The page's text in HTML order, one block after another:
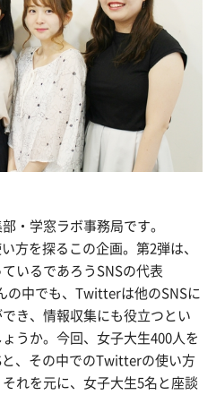
・学窓ラボ事務局です。
方を探るこの企画。第2弾は、
いるであろうSNSの代表
の中でも、Twitterは他のSNSに
き、情報収集にも役立つとい
うか。今回、女子大生400人を
、その中でのTwitterの使い方
れを元に、女子大生5名と座談